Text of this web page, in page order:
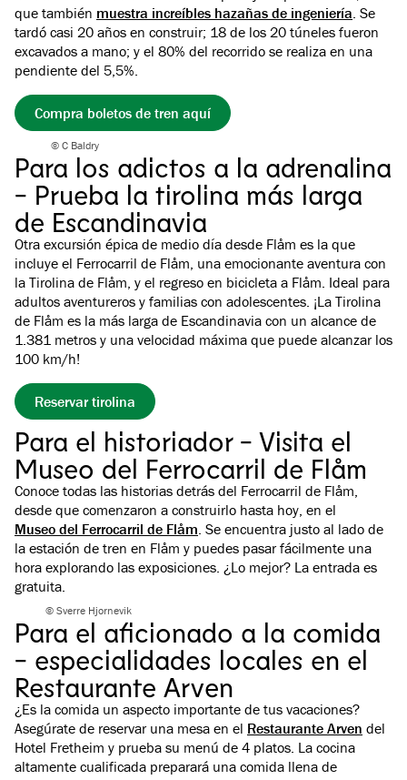
que también muestra increíbles hazañas de ingeniería. Se
tardó casi 20 años en construir; 18 de los 20 túneles fueron
excavados a mano; y el 80% del recorrido se realiza en una
pendiente del 5,5%.
Compra boletos de tren aquí
© C Baldry
Para los adictos a la adrenalina
- Prueba la tirolina más larga
de Escandinavia
Otra excursión épica de medio día desde Flåm es la que
incluye el Ferrocarril de Flåm, una emocionante aventura con
la Tirolina de Flåm, y el regreso en bicicleta a Flåm. Ideal para
adultos aventureros y familias con adolescentes. ¡La Tirolina
de Flåm es la más larga de Escandinavia con un alcance de
1.381 metros y una velocidad máxima que puede alcanzar los
100 km/h!
Reservar tirolina
Para el historiador - Visita el
Museo del Ferrocarril de Flåm
Conoce todas las historias detrás del Ferrocarril de Flåm,
desde que comenzaron a construirlo hasta hoy, en el
Museo del Ferrocarril de Flåm. Se encuentra justo al lado de
la estación de tren en Flåm y puedes pasar fácilmente una
hora explorando las exposiciones. ¿Lo mejor? La entrada es
gratuita.
© Sverre Hjornevik
Para el aficionado a la comida
- especialidades locales en el
Restaurante Arven
¿Es la comida un aspecto importante de tus vacaciones?
Asegúrate de reservar una mesa en el Restaurante Arven del
Hotel Fretheim y prueba su menú de 4 platos. La cocina
altamente cualificada preparará una comida llena de